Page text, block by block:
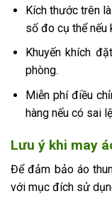
Kích thước trên
số đo cụ thể nếu
Khuyến khích
phòng.
Miễn phí điều
hàng nếu có sai
Lưu ý khi may
Để đảm bảo áo
với mục đích sử